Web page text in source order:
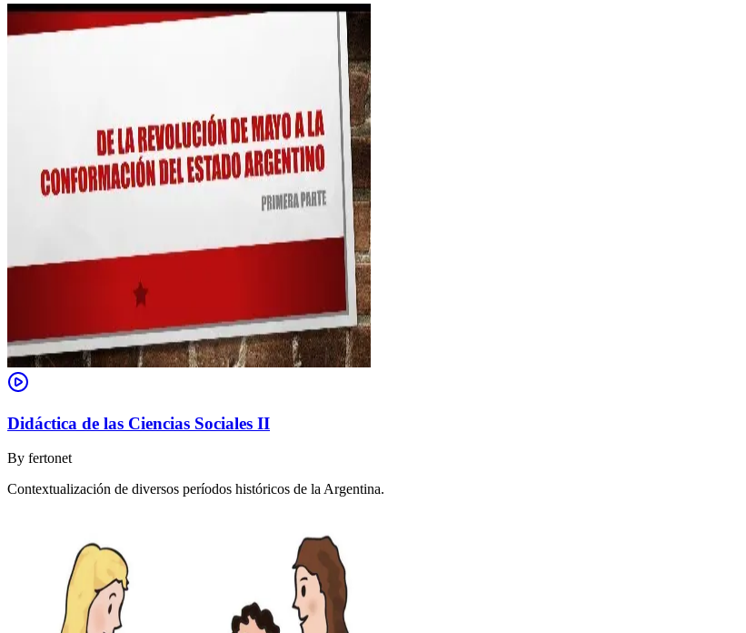
Didáctica de las Ciencias Sociales II
By fertonet
Contextualización de diversos períodos históricos de la Argentina.